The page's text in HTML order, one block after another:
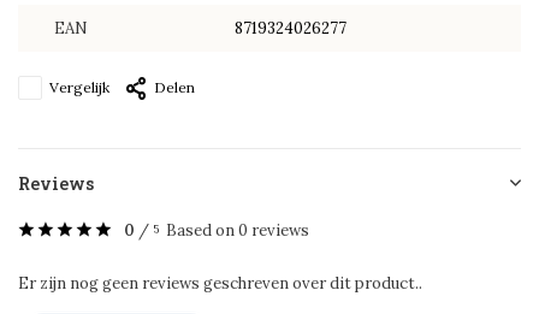
EAN 8719324026277
Vergelijk Delen
Reviews
0 / 5 Based on 0 reviews
Er zijn nog geen reviews geschreven over dit product..